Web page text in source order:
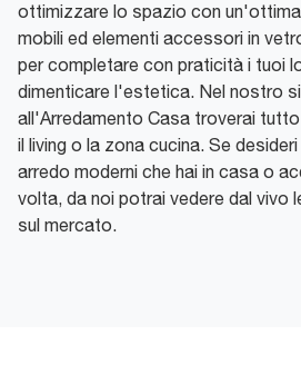
ottimizzare lo spazio con
mobili ed elementi accessori in
per completare con praticità i tuoi
dimenticare l'estetica. Nel nostro
all'Arredamento Casa troverai
il living o la zona cucina. Se
arredo moderni che hai in casa o
volta, da noi potrai vedere dal vivo
sul mercato.